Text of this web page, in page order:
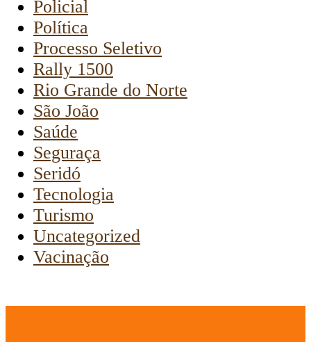
Policial
Política
Processo Seletivo
Rally 1500
Rio Grande do Norte
São João
Saúde
Seguraça
Seridó
Tecnologia
Turismo
Uncategorized
Vacinação